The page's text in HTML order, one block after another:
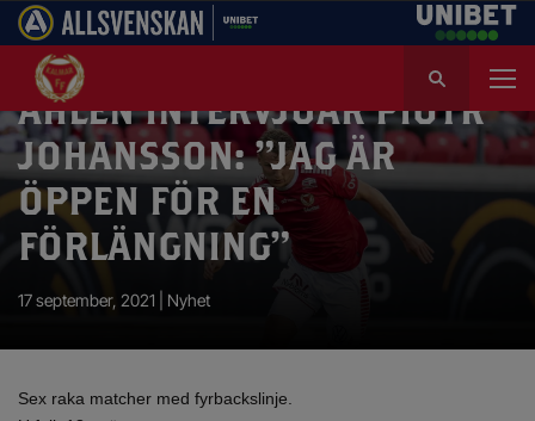
k
e
f
e
AHLÉN INTERVJUAR PIOTR
JOHANSSON: ”JAG ÄR
ÖPPEN FÖR EN
FÖRLÄNGNING”
17 september, 2021 | Nyhet
Sex raka matcher med fyrbackslinje.